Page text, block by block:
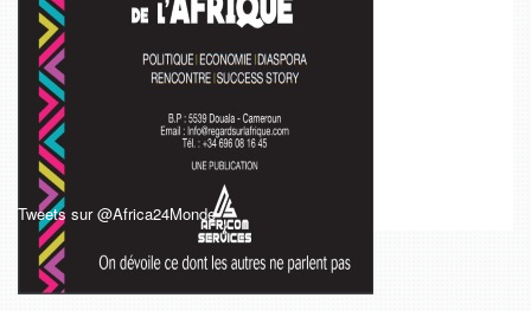
Tweets sur @Africa24Monde